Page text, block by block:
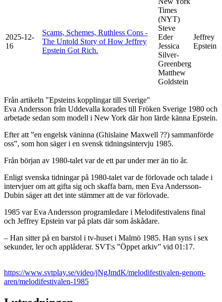
2025-12-
16
Scams, Schemes, Ruthless Cons -
The Untold Story of How Jeffrey
Epstein Got Rich.
Times
(NYT)
Steve
Eder
Jessica
Silver-
Greenberg
Matthew
Goldstein
Jeffrey
Epstein
Från artikeln "Epsteins kopplingar till Sverige"
Eva Andersson från Uddevalla korades till Fröken Sverige 1980 och
arbetade sedan som modell i New York där hon lärde känna Epstein.
Efter att ”en engelsk väninna (Ghislaine Maxwell ??) sammanförde
oss”, som hon säger i en svensk tidningsintervju 1985.
Från början av 1980-talet var de ett par under mer än tio år.
Enligt svenska tidningar på 1980-talet var de förlovade och talade i
intervjuer om att gifta sig och skaffa barn, men Eva Andersson-
Dubin säger att det inte stämmer att de var förlovade.
1985 var Eva Andersson programledare i Melodifestivalens final
och Jeffrey Epstein var på plats där som åskådare.
– Han sitter på en barstol i tv-huset i Malmö 1985. Han syns i sex
sekunder, ler och applåderar. SVT:s ”Öppet arkiv” vid 01:17.
https://www.svtplay.se/video/jNgJmdK/melodifestivalen-genom-
aren/melodifestivalen-1985